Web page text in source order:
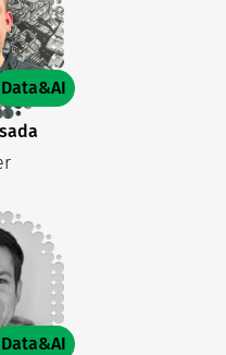
Data&AI
Data&AI